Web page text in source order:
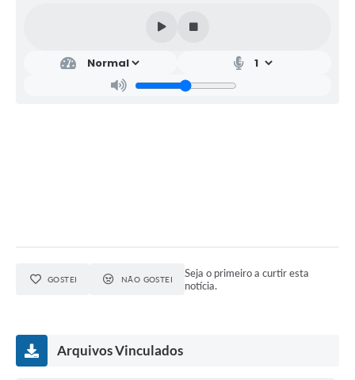
Relação dos Itinerários do Transporte Público
Consulta Pública sobre o Plano Municipal de
Saneamento Básico de Lins
Educação
Infraestrutura
Saúde
GOSTEI NÃO GOSTEI
Seja o primeiro a curtir esta
notícia.
Arquivos Vinculados